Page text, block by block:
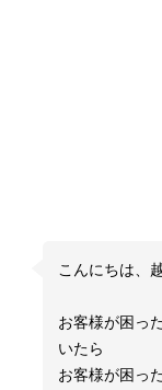
こんにちは、
お客様が困っ
いたら
お客様が困っ